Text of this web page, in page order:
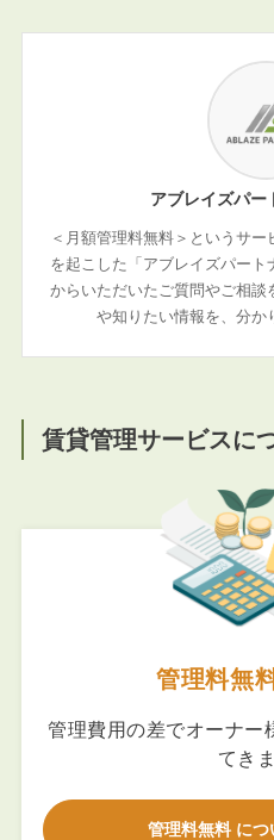
アブレイズパー
＜月額管理料無料＞というサ
を起こした「アブレイズパー
からいただいたご質問やご相
や知りたい情報を、分か
賃貸管理サービスに
管理料無
管理費用の差でオーナー
てき
管理料無料 に